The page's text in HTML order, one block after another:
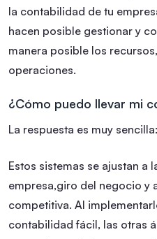
la contabilidad de tu
hacen posible gestionar y
manera posible los
operaciones.
¿Cómo puedo llevar mi
La respuesta es muy
Estos sistemas se ajustan a
empresa,giro del negocio y
competitiva. Al
contabilidad fácil, las otras